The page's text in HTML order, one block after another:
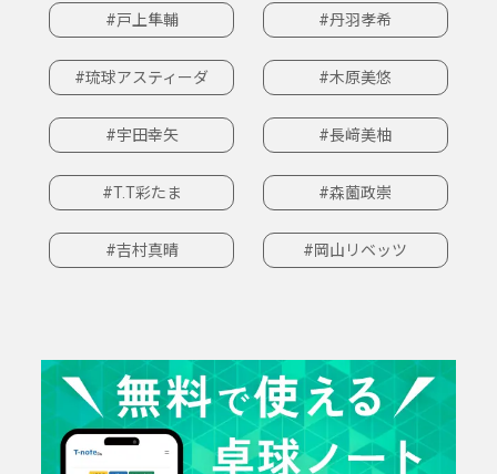
#戸上隼輔 #丹羽孝希
#琉球アスティーダ #木原美悠
#宇田幸矢 #長﨑美柚
#T.T彩たま #森薗政崇
#吉村真晴 #岡山リベッツ